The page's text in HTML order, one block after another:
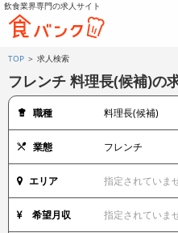
飲食業界専門の求人サイト
TOP ＞ 求人検索
フレンチ 料理長(候補)の
職種 料理長(候補)
業態 フレンチ
エリア 指定されていま
希望月収 指定されていま